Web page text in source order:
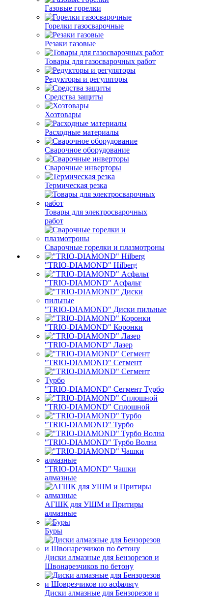
Газовые горелки
Горелки газосварочные
Резаки газовые
Товары для газосварочных работ
Редукторы и регуляторы
Средства защиты
Хозтовары
Расходные материалы
Сварочное оборудование
Сварочные инверторы
Термическая резка
Товары для электросварочных
работ
Сварочные горелки и плазмотроны
"TRIO-DIAMOND" Hilberg
"TRIO-DIAMOND" Асфальт
"TRIO-DIAMOND" Диски пильные
"TRIO-DIAMOND" Коронки
"TRIO-DIAMOND" Лазер
"TRIO-DIAMOND" Сегмент
"TRIO-DIAMOND" Сегмент Турбо
"TRIO-DIAMOND" Сплошной
"TRIO-DIAMOND" Турбо
"TRIO-DIAMOND" Турбо Волна
"TRIO-DIAMOND" Чашки
алмазные
АГШК для УШМ и Притиры
алмазные
Буры
Диски алмазные для Бензорезов и
Швонарезчиков по бетону
Диски алмазные для Бензорезов и